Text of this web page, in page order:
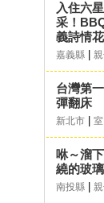
入住六
采！
義詩情
嘉義縣
台灣第
彈翻床
新北市
咻～溜
繞的玻
南投縣